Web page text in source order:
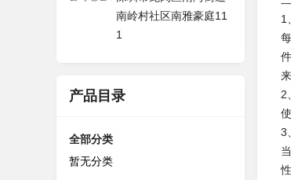
南岭村社区南雅豪庭11
1
产品目录
全部分类
暂无分类
1
2
3